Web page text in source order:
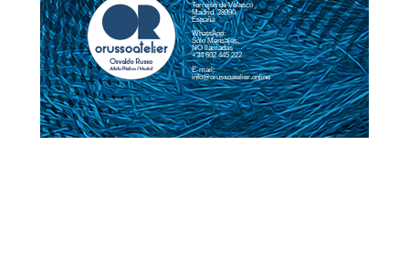
Torrejón de Velasco
Madrid, 28990
España
WhatsApp:
Sólo Mensajes,
NO llamadas
+34 602 445 222
E-mail:
info@orussoatelier.online